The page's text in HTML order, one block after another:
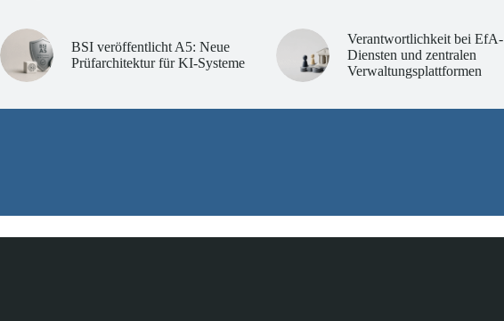
BSI veröffentlicht A5: Neue
Prüfarchitektur für KI-Systeme
Verantwortlichkeit bei EfA-
Diensten und zentralen
Verwaltungsplattformen